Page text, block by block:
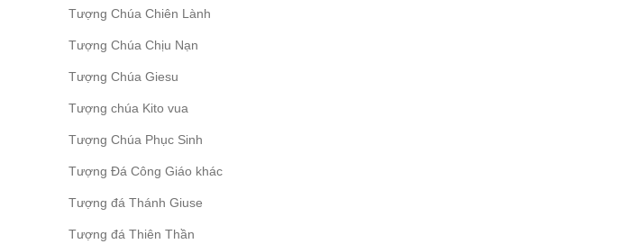
Tượng Chúa Chiên Lành
Tượng Chúa Chịu Nạn
Tượng Chúa Giesu
Tượng chúa Kito vua
Tượng Chúa Phục Sinh
Tượng Đá Công Giáo khác
Tượng đá Thánh Giuse
Tượng đá Thiên Thần